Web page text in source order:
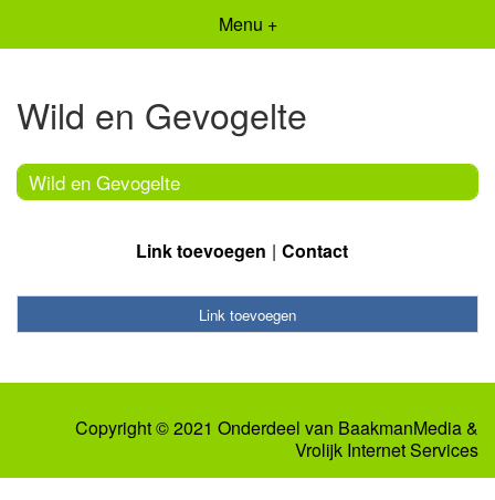
Menu +
Wild en Gevogelte
Wild en Gevogelte
Link toevoegen Contact
Link toevoegen
Copyright © 2021 Onderdeel van BaakmanMedia&
Vrolijk Internet Services